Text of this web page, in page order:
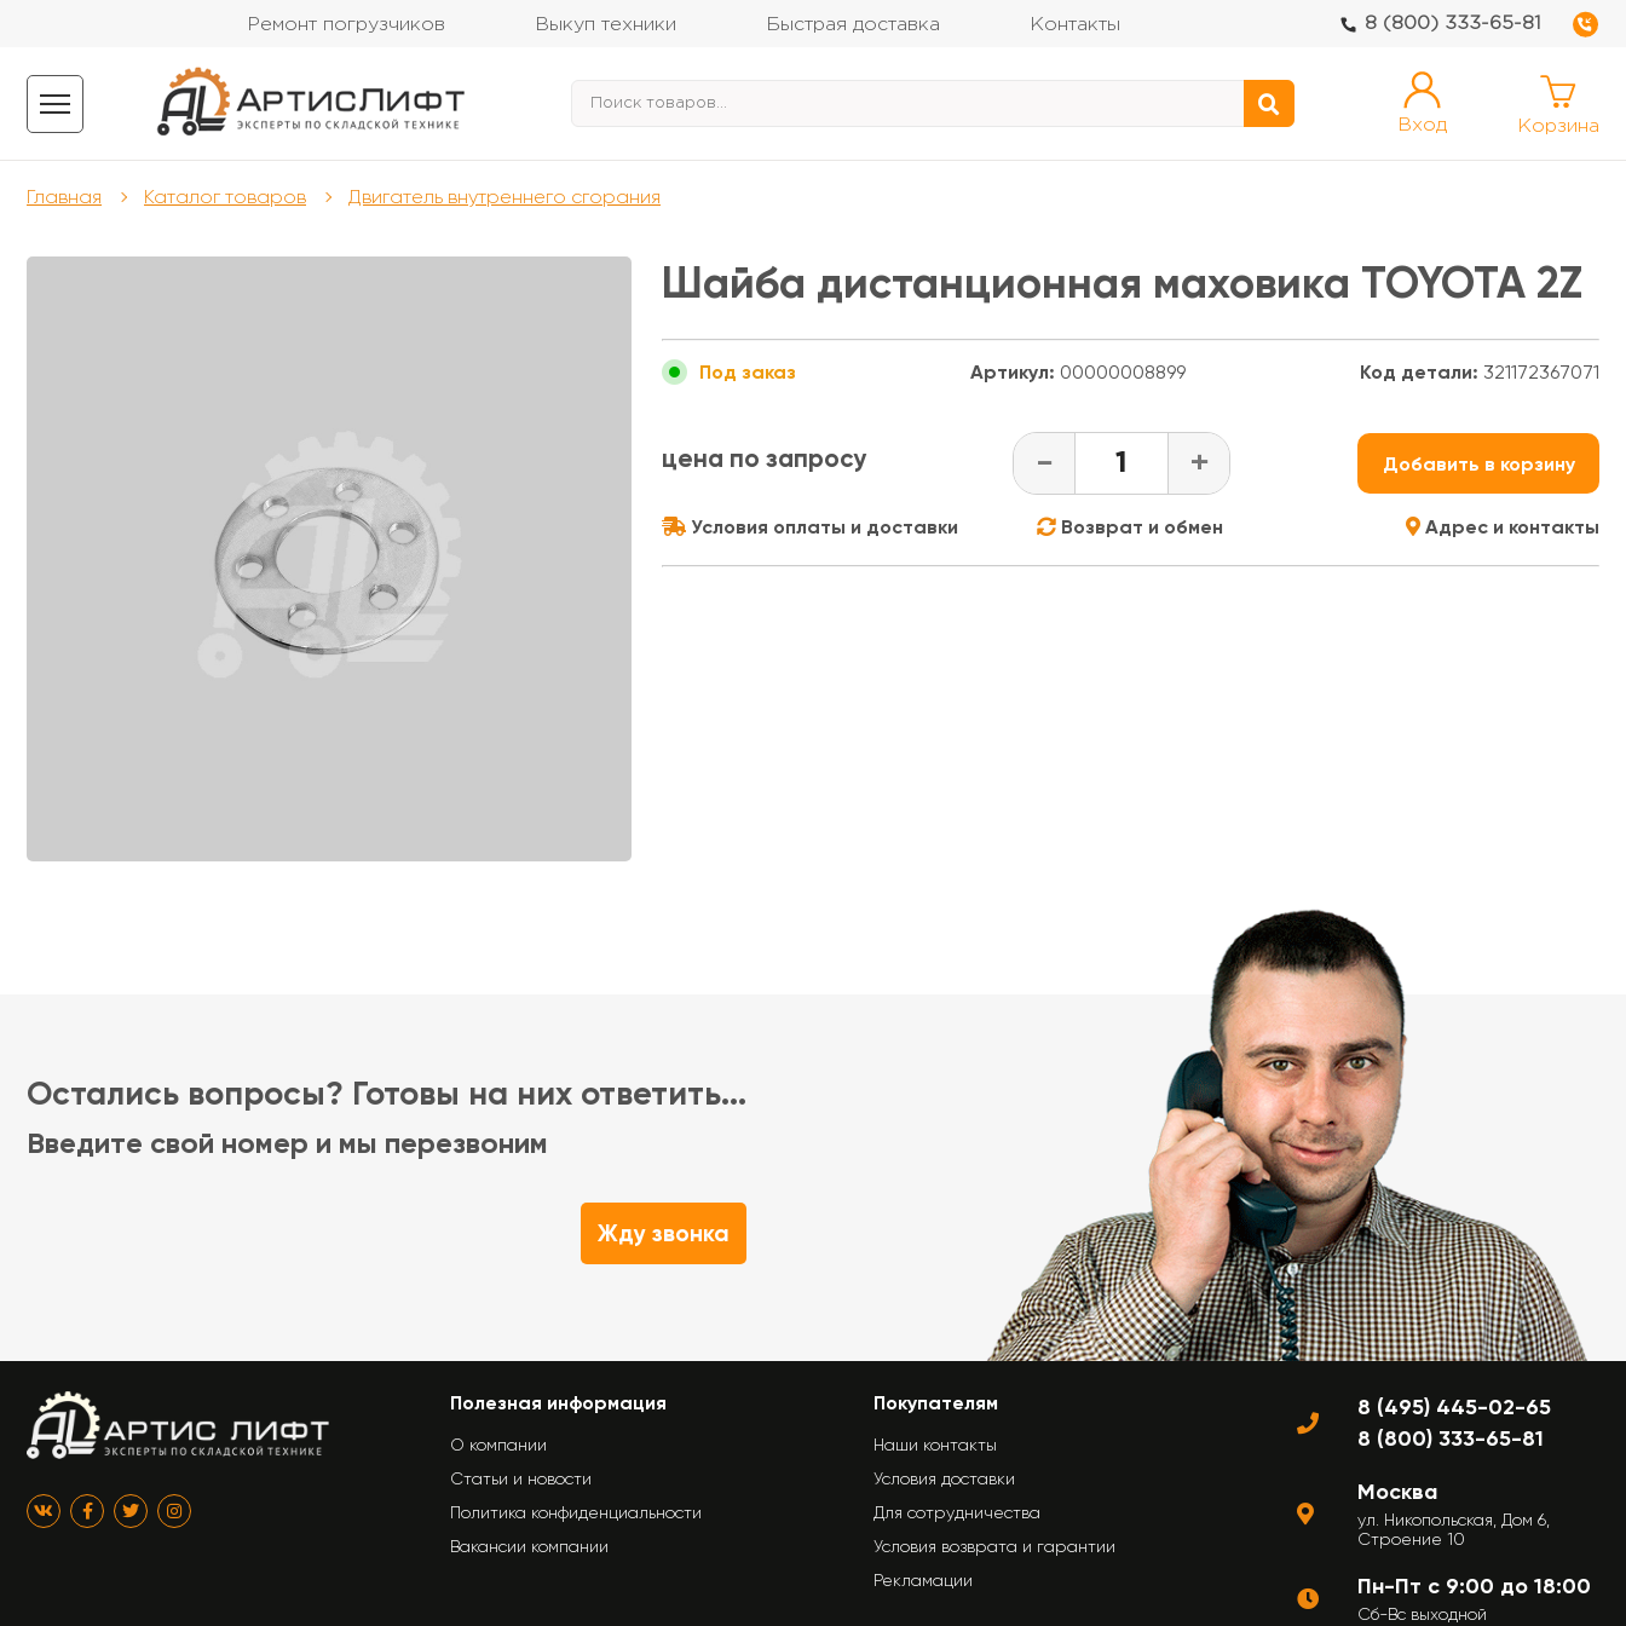
Ремонт погрузчиков Выкуп техники Быстрая доставка Контакты 8 (800) 333-65-81
Вход Корзина
Главная Каталог товаров Двигатель внутреннего сгорания
Шайба дистанционная маховика TOYOTA 2Z
Под заказ Артикул: 00000008899 Код детали: 321172367071
цена по запросу - + Добавить в корзину
Условия оплаты и доставки Возврат и обмен Адрес и контакты
Остались вопросы? Готовы на них ответить...
Введите свой номер и мы перезвоним
Жду звонка
Полезная информация
О компании
Статьи и новости
Политика конфиденциальности
Вакансии компании
Покупателям
Наши контакты
Условия доставки
Для сотрудничества
Условия возврата и гарантии
Рекламации
8 (495) 445-02-65
8 (800) 333-65-81
Москва
ул. Никопольская, Дом 6,
Строение 10
Пн-Пт с 9:00 до 18:00
Сб-Вс выходной